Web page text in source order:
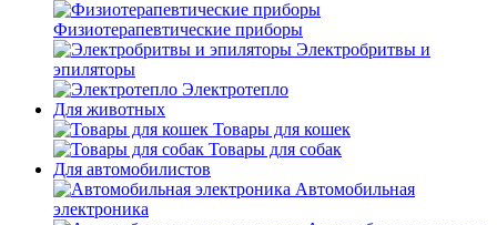
Физиотерапевтические приборы
Электробритвы и
эпиляторы
Электротепло
Для животных
Товары для кошек
Товары для собак
Для автомобилистов
Автомобильная
электроника